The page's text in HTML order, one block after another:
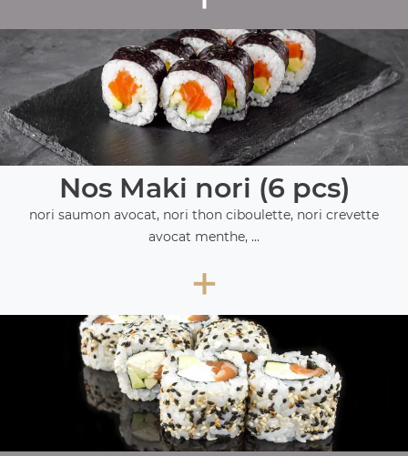
Nos Maki nori (6 pcs)
nori saumon avocat, nori thon ciboulette, nori crevette
avocat menthe, ...
+